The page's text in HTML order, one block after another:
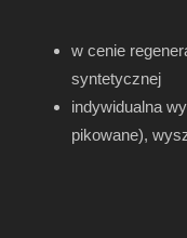
w cenie
syntetycznej
indywidualna
pikowane),